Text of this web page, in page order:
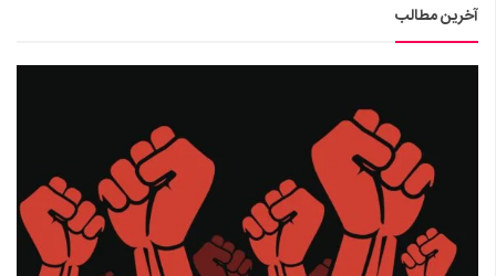
آخرین مطالب